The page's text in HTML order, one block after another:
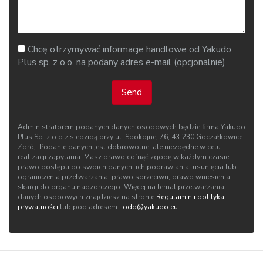
Chcę otrzymywać informacje handlowe od Yakudo
Plus sp. z o.o. na podany adres e-mail (opcjonalnie)
Send
Administratorem podanych danych osobowych będzie firma Yakudo
Plus Sp. z o.o z siedzibą przy ul. Spokojnej 76, 43‑230 Goczałkowice-
Zdrój. Podanie danych jest dobrowolne, ale niezbędne w celu
realizacji zapytania. Masz prawo cofnąć zgodę w każdym czasie,
prawo dostępu do swoich danych, ich poprawiania, usunięcia lub
ograniczenia przetwarzania, prawo sprzeciwu, prawo wniesienia
skargi do organu nadzorczego. Więcej na temat przetwarzania
danych osobowych znajdziesz na stronie Regulamin i polityka
prywatności lub pod adresem: iodo@yakudo.eu.